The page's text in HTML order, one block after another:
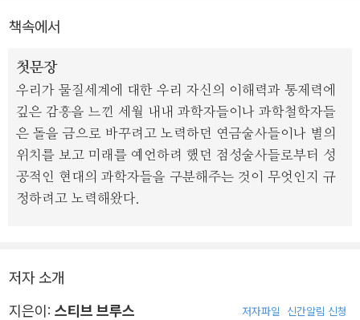
책속에서
첫문장
우리가 물질세계에 대한 우리 자신의 이해력과 통제력에
깊은 감흥을 느낀 세월 내내 과학자들이나 과학철학자들
은 돌을 금으로 바꾸려고 노력하던 연금술사들이나 별의
위치를 보고 미래를 예언하려 했던 점성술사들로부터 성
공적인 현대의 과학자들을 구분해주는 것이 무엇인지 규
정하려고 노력해왔다.
저자 소개
지은이: 스티브 브루스 저자파일 신간알림 신청